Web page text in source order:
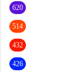
620
514
432
426